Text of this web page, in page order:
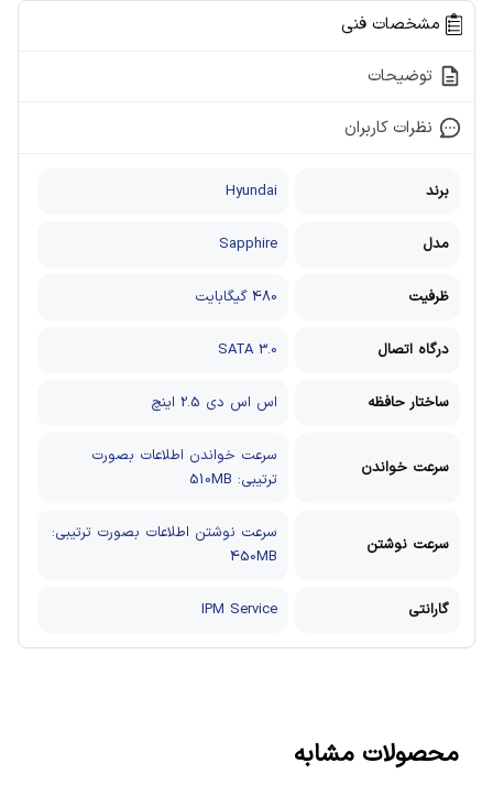
مشخصات فنی
توضیحات
نظرات کاربران
برند Hyundai
مدل Sapphire
ظرفیت 480 گیگابایت
درگاه اتصال SATA 3.0
ساختار حافظه اس اس دی 2.5 اینچ
سرعت خواندن
سرعت خواندن اطلاعات بصورت
ترتیبی: 510MB
سرعت نوشتن
سرعت نوشتن اطلاعات بصورت ترتیبی:
450MB
گارانتی IPM Service
محصولات مشابه